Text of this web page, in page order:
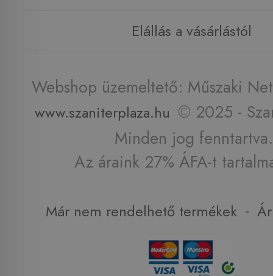
Elállás a vásárlástól
Webshop üzemeltető: Műszaki
www.szaniterplaza.hu © 2025 -
Minden jog fenntartva.
Az áraink 27% ÁFA-t
Már nem rendelhető termékek -